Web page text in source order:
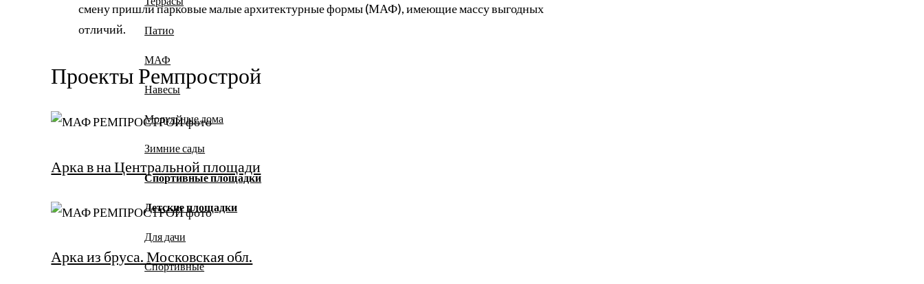
Патио
МАФ
Навесы
Модульные дома
Зимние сады
Спортивные площадки
Детские площадки
Для дачи
Спортивные
смену пришли парковые малые архитектурные формы (МАФ), имеющие массу выгодных
отличий.
Проекты Ремпрострой
Арка в на Центральной площади
Арка из бруса. Московская обл.